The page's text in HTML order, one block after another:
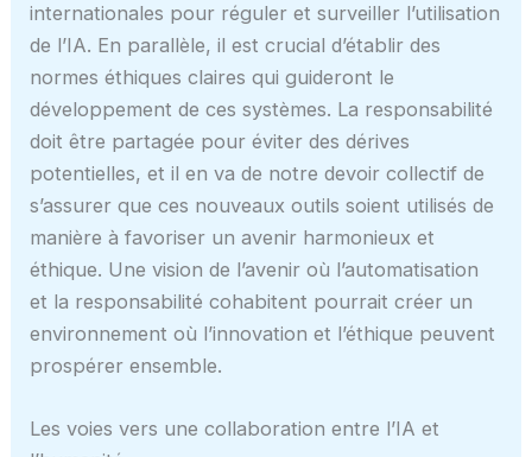
internationales pour réguler et surveiller l’utilisation
de l’IA. En parallèle, il est crucial d’établir des
normes éthiques claires qui guideront le
développement de ces systèmes. La responsabilité
doit être partagée pour éviter des dérives
potentielles, et il en va de notre devoir collectif de
s’assurer que ces nouveaux outils soient utilisés de
manière à favoriser un avenir harmonieux et
éthique. Une vision de l’avenir où l’automatisation
et la responsabilité cohabitent pourrait créer un
environnement où l’innovation et l’éthique peuvent
prospérer ensemble.
Les voies vers une collaboration entre l’IA et